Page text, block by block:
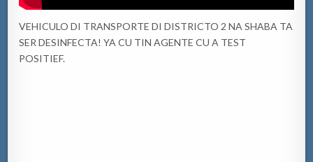
VEHICULO DI TRANSPORTE DI DISTRICTO 2 NA SHABA TA
SER DESINFECTA! YA CU TIN AGENTE CU A TEST
POSITIEF.